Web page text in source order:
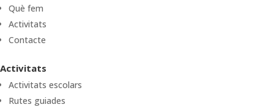
Què fem
Activitats
Contacte
Activitats
Activitats escolars
Rutes guiades